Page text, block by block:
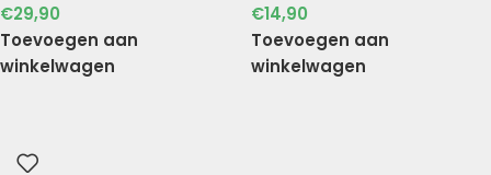
€29,90
Toevoegen aan
winkelwagen
€14,90
Toevoegen aan
winkelwagen